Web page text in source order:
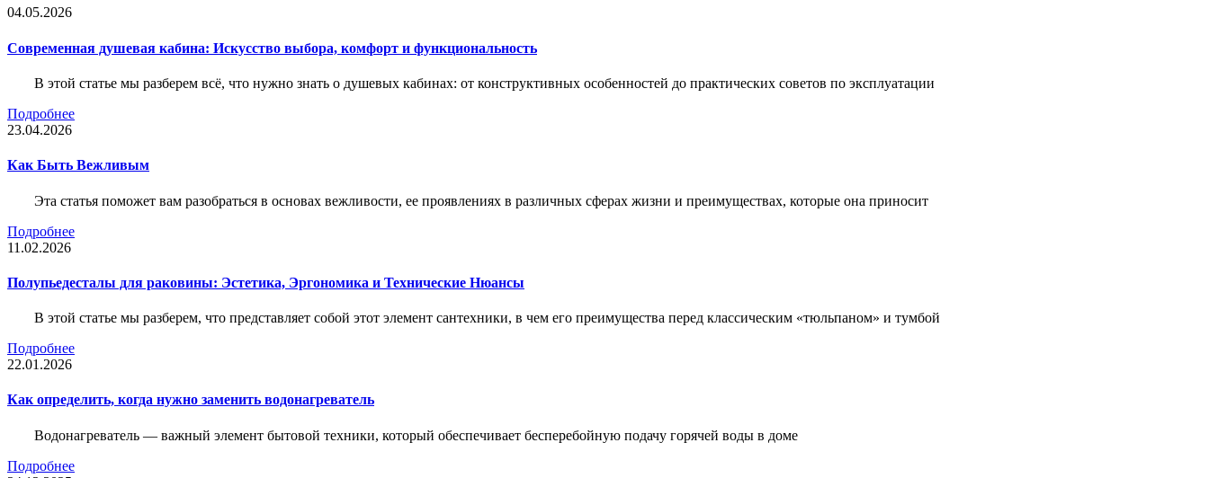
04.05.2026
Современная душевая кабина: Искусство выбора, комфорт и функциональность
В этой статье мы разберем всё, что нужно знать о душевых кабинах: от конструктивных особенностей до практических советов по эксплуатации
Подробнее
23.04.2026
Как Быть Вежливым
Эта статья поможет вам разобраться в основах вежливости, ее проявлениях в различных сферах жизни и преимуществах, которые она приносит
Подробнее
11.02.2026
Полупьедесталы для раковины: Эстетика, Эргономика и Технические Нюансы
В этой статье мы разберем, что представляет собой этот элемент сантехники, в чем его преимущества перед классическим «тюльпаном» и тумбой
Подробнее
22.01.2026
Как определить, когда нужно заменить водонагреватель
Водонагреватель — важный элемент бытовой техники, который обеспечивает бесперебойную подачу горячей воды в доме
Подробнее